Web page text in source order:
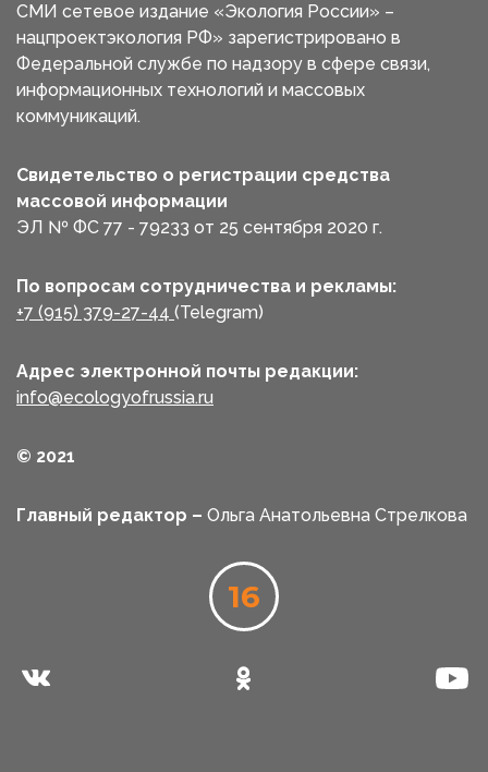
СМИ сетевое издание «Экология России» –
нацпроектэкология РФ» зарегистрировано в
Федеральной службе по надзору в сфере связи,
информационных технологий и массовых
коммуникаций.
Свидетельство о регистрации средства
массовой информации
ЭЛ № ФС 77 - 79233 от 25 сентября 2020 г.
По вопросам сотрудничества и рекламы:
+7 (915) 379-27-44 (Telegram)
Адрес электронной почты редакции:
info@ecologyofrussia.ru
© 2021
Главный редактор – Ольга Анатольевна Стрелкова
16